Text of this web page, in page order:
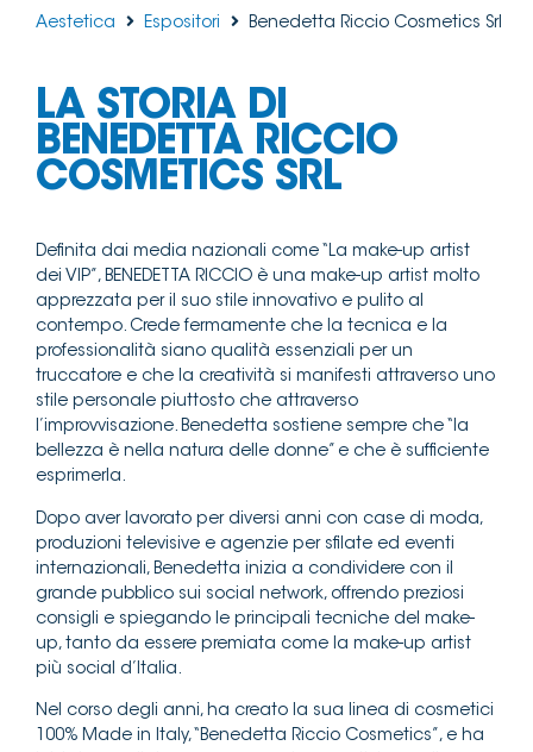
Aestetica Espositori Benedetta Riccio Cosmetics Srl
LA STORIA DI
BENEDETTA RICCIO
COSMETICS SRL
Definita dai media nazionali come “La make-up artist
dei VIP”, BENEDETTA RICCIO è una make-up artist molto
apprezzata per il suo stile innovativo e pulito al
contempo. Crede fermamente che la tecnica e la
professionalità siano qualità essenziali per un
truccatore e che la creatività si manifesti attraverso uno
stile personale piuttosto che attraverso
l’improvvisazione. Benedetta sostiene sempre che “la
bellezza è nella natura delle donne” e che è sufficiente
esprimerla.
Dopo aver lavorato per diversi anni con case di moda,
produzioni televisive e agenzie per sfilate ed eventi
internazionali, Benedetta inizia a condividere con il
grande pubblico sui social network, offrendo preziosi
consigli e spiegando le principali tecniche del make-
up, tanto da essere premiata come la make-up artist
più social d’Italia.
Nel corso degli anni, ha creato la sua linea di cosmetici
100% Made in Italy, “Benedetta Riccio Cosmetics”, e ha